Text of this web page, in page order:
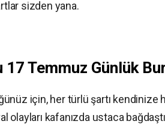
sizden yana.
17 Temmuz Günlük
için, her türlü şartı kendinize
olayları kafanızda ustaca